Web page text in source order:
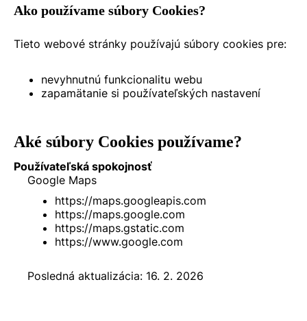
Ako používame súbory Cookies?
Tieto webové stránky používajú súbory cookies pre:
nevyhnutnú funkcionalitu webu
zapamätanie si používateľských nastavení
Aké súbory Cookies používame?
Používateľská spokojnosť
Google Maps
https://maps.googleapis.com
https://maps.google.com
https://maps.gstatic.com
https://www.google.com
Posledná aktualizácia: 16. 2. 2026